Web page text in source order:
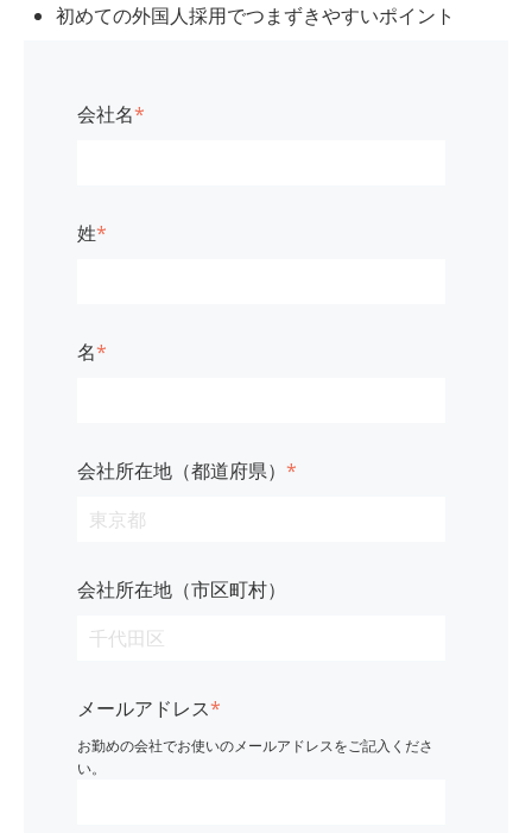
初めての外国人採用でつまずきやすいポイント
会社名*
姓*
名*
会社所在地（都道府県） *
会社所在地（市区町村）
メールアドレス*
お勤めの会社でお使いのメールアドレスをご記入くださ
い。